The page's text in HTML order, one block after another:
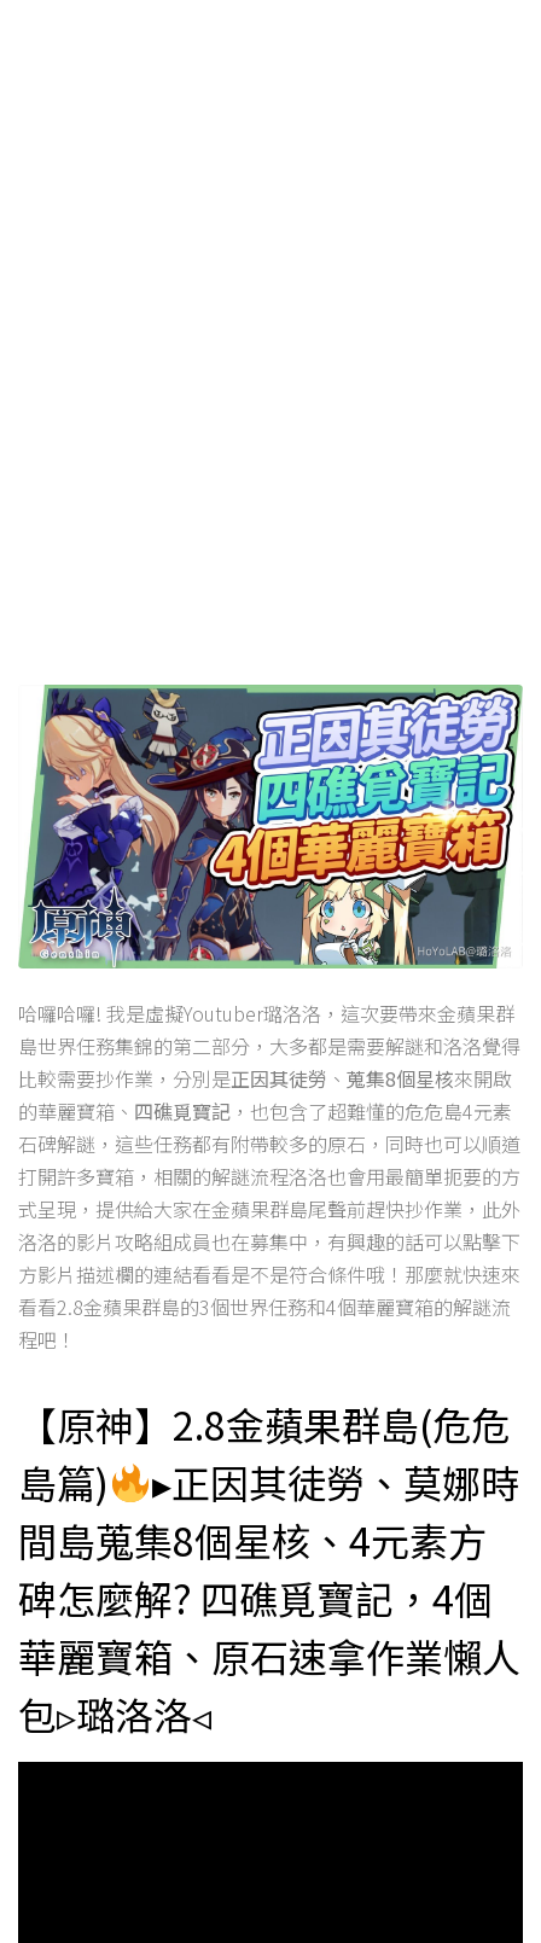
哈囉哈囉! 我是虛擬Youtuber璐洛洛，這次要帶來金蘋果群
島世界任務集錦的第二部分，大多都是需要解謎和洛洛覺得
比較需要抄作業，分別是正因其徒勞 、 蒐集8個星核來開啟
的華麗寶箱、 四礁覓寶記 ，也包含了超難懂的危危島4元素
石碑解謎，這些任務都有附帶較多的原石，同時也可以順道
打開許多寶箱，相關的解謎流程洛洛也會用最簡單扼要的方
式呈現，提供給大家在金蘋果群島尾聲前趕快抄作業，此外
洛洛的影片攻略組成員也在募集中，有興趣的話可以點擊下
方影片描述欄的連結看看是不是符合條件哦！那麼就快速來
看看2.8金蘋果群島的3個世界任務和4個華麗寶箱的解謎流
程吧！
【原神】2.8金蘋果群島(危危
島篇)
▸正因其徒勞、莫娜時
間島蒐集8個星核、4元素方
碑怎麼解? 四礁覓寶記，4個
華麗寶箱、原石速拿作業懶人
包▹璐洛洛◃